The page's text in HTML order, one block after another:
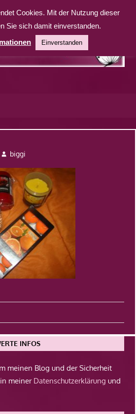
biggi
INFOS
meinen Blog und der Sicherheit
meiner Datenschutzerklärung und
Cookies. Mit der Nutzung dieser
Sie sich damit einverstanden.
Einverstanden